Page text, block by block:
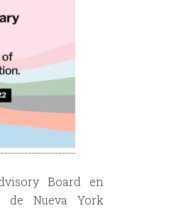
Board en
de Nueva York